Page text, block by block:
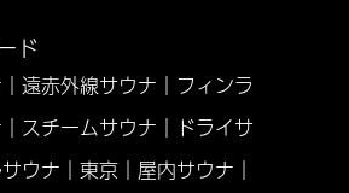
ド
遠赤外線サウナ｜フィンラ
スチームサウナ｜ドライサ
ウナ｜東京｜屋内サウナ｜